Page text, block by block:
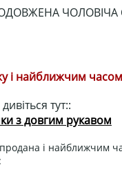
ЧОЛОВІЧА
і найближчим
тут::
з довгим рукавом
і найближчим